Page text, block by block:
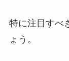
特に注目すべ
ょう。